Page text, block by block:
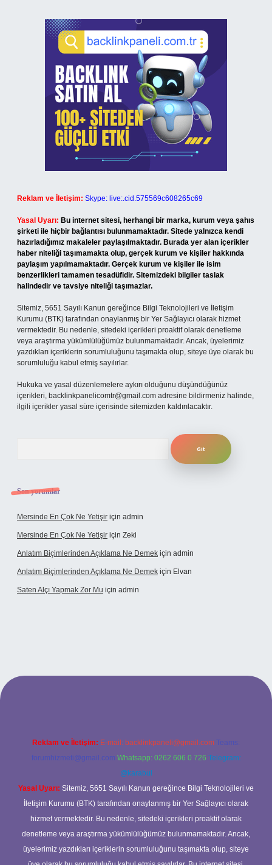
Reklam ve İletişim: Skype: live:.cid.575569c608265c69
Yasal Uyarı: Bu internet sitesi, herhangi bir marka, kurum veya şahıs
şirketi ile hiçbir bağlantısı bulunmamaktadır. Sitede yalnızca kendi
hazırladığımız makaleler paylaşılmaktadır. Burada yer alan içerikler
haber niteliği taşımamakta olup, gerçek kurum ve kişiler hakkında
paylaşım yapılmamaktadır. Gerçek kurum ve kişiler ile isim
benzerlikleri tamamen tesadüfidir. Sitemizdeki bilgiler taslak
halindedir ve tavsiye niteliği taşımazlar.
Sitemiz, 5651 Sayılı Kanun gereğince Bilgi Teknolojileri ve İletişim
Kurumu (BTK) tarafından onaylanmış bir Yer Sağlayıcı olarak hizmet
vermektedir. Bu nedenle, sitedeki içerikleri proaktif olarak denetleme
veya araştırma yükümlülüğümüz bulunmamaktadır. Ancak, üyelerimiz
yazdıkları içeriklerin sorumluluğunu taşımakta olup, siteye üye olarak bu
sorumluluğu kabul etmiş sayılırlar.
Hukuka ve yasal düzenlemelere aykırı olduğunu düşündüğünüz
içerikleri, backlinkpanelicomtr@gmail.com adresine bildirmeniz halinde,
ilgili içerikler yasal süre içerisinde sitemizden kaldırılacaktır.
Son yorumlar
Mersinde En Çok Ne Yetişir için admin
Mersinde En Çok Ne Yetişir için Zeki
Anlatım Biçimlerinden Açıklama Ne Demek için admin
Anlatım Biçimlerinden Açıklama Ne Demek için Elvan
Saten Alçı Yapmak Zor Mu için admin
Reklam ve İletişim: E-mail: backlinkpaneli@gmail.com Teams:
forumhizmeti@gmail.com Whatsapp: 0262 606 0 726 Telegram:
@karabul
Yasal Uyarı: Sitemiz, 5651 Sayılı Kanun gereğince Bilgi Teknolojileri ve
İletişim Kurumu (BTK) tarafından onaylanmış bir Yer Sağlayıcı olarak
hizmet vermektedir. Bu nedenle, sitedeki içerikleri proaktif olarak
denetleme veya araştırma yükümlülüğümüz bulunmamaktadır. Ancak,
üyelerimiz yazdıkları içeriklerin sorumluluğunu taşımakta olup, siteye